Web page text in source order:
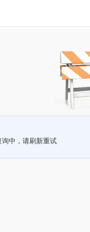
询中，请刷新重试